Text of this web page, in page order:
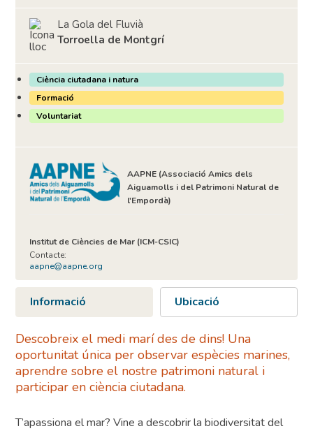
La Gola del Fluvià
Torroella de Montgrí
Ciència ciutadana i natura
Formació
Voluntariat
AAPNE (Associació Amics dels
Aiguamolls i del Patrimoni Natural de
l'Empordà)
Institut de Ciències de Mar (ICM-CSIC)
Contacte:
aapne@aapne.org
Informació Ubicació
Descobreix el medi marí des de dins! Una
oportunitat única per observar espècies marines,
aprendre sobre el nostre patrimoni natural i
participar en ciència ciutadana.
T’apassiona el mar? Vine a descobrir la biodiversitat del